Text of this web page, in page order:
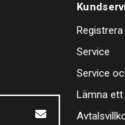
Registrera
Service
Service
Lämna